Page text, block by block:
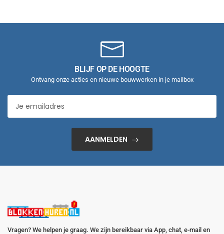
BLIJF OP DE HOOGTE
Ontvang onze acties en nieuwe bouwwerken in je mailbox
AANMELDEN
Vragen? We helpen je graag. We zijn bereikbaar via App, chat, e-mail en